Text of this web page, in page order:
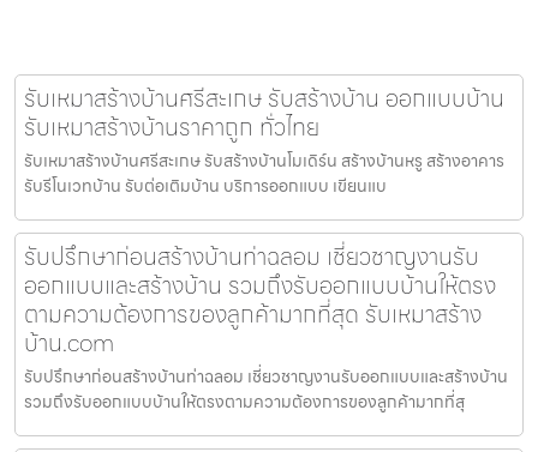
รับเหมาสร้างบ้านศรีสะเกษ รับสร้างบ้าน ออกแบบบ้าน
รับเหมาสร้างบ้านราคาถูก ทั่วไทย
รับเหมาสร้างบ้านศรีสะเกษ รับสร้างบ้านโมเดิร์น สร้างบ้านหรู สร้างอาคาร
รับรีโนเวทบ้าน รับต่อเติมบ้าน บริการออกแบบ เขียนแบ
รับปรึกษาก่อนสร้างบ้านท่าฉลอม เชี่ยวชาญงานรับ
ออกแบบและสร้างบ้าน รวมถึงรับออกแบบบ้านให้ตรง
ตามความต้องการของลูกค้ามากที่สุด รับเหมาสร้าง
บ้าน.com
รับปรึกษาก่อนสร้างบ้านท่าฉลอม เชี่ยวชาญงานรับออกแบบและสร้างบ้าน
รวมถึงรับออกแบบบ้านให้ตรงตามความต้องการของลูกค้ามากที่สุ